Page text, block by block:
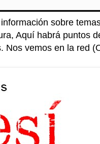
sobre
Aquí habrá puntos
Nos vemos en la red